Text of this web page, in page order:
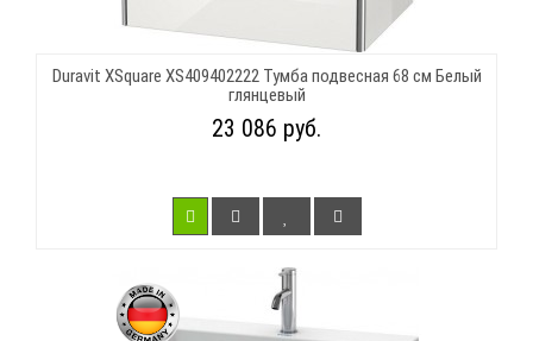
Duravit XSquare XS409402222 Тумба подвесная 68 см Белый
глянцевый
23 086 руб.